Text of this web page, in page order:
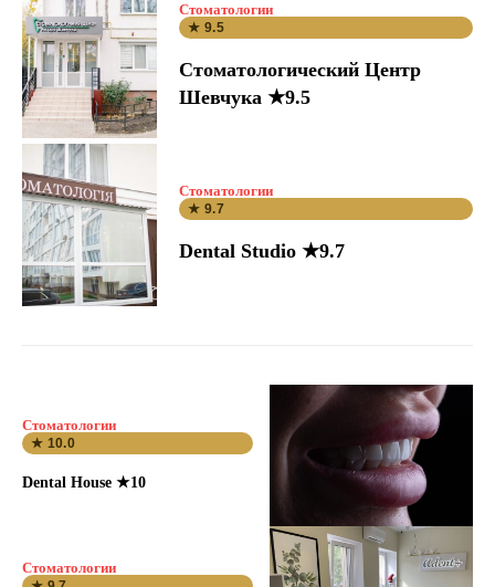
Стоматологии
★ 9.5
Стоматологический Центр
Шевчука ★9.5
Стоматологии
★ 9.7
Dental Studio ★9.7
Стоматологии
★ 10.0
Dental House ★10
Стоматологии